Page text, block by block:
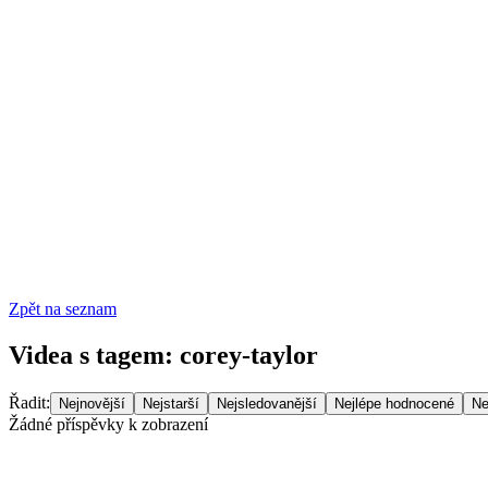
Zpět na seznam
Videa s tagem: corey-taylor
Řadit: Nejnovější Nejstarší Nejsledovanější Nejlépe hodnocené
Žádné příspěvky k zobrazení